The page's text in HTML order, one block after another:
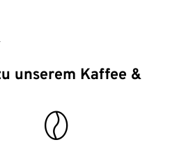
unserem Kaffee &
beans